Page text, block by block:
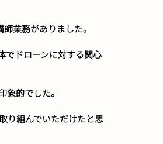
業務がありました。
でドローンに対する関心
的でした。
り組んでいただけたと思